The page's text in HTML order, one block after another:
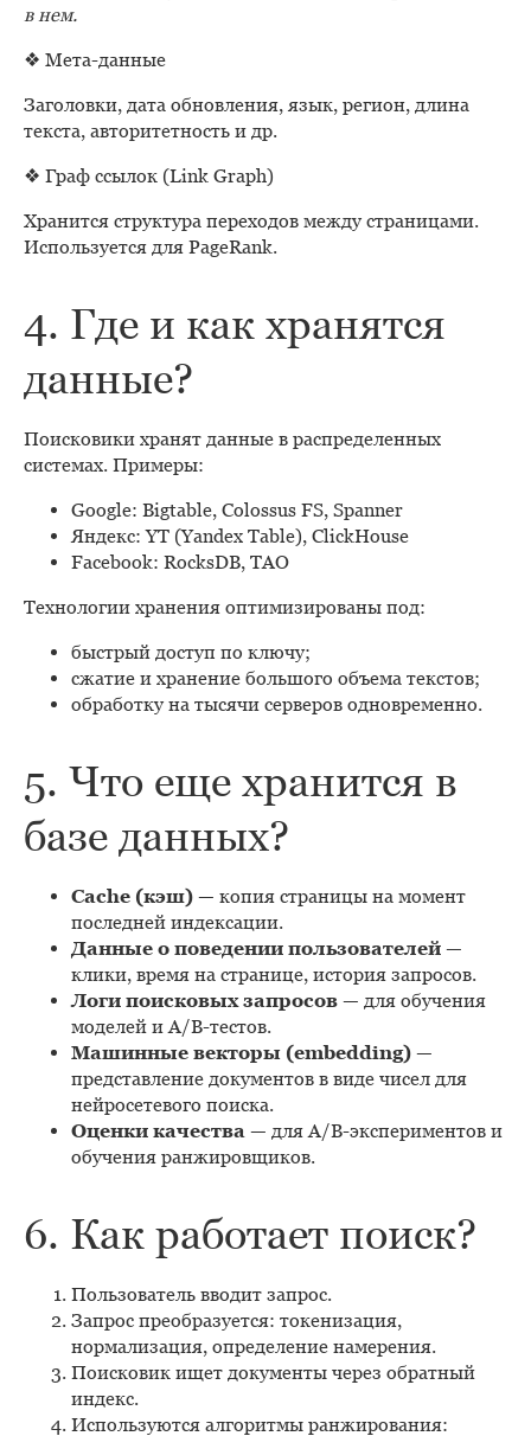
в нем.
❖ Мета-данные
Заголовки, дата обновления, язык, регион, длина
текста, авторитетность и др.
❖ Граф ссылок (Link Graph)
Хранится структура переходов между страницами.
Используется для PageRank.
4. Где и как хранятся
данные?
Поисковики хранят данные в распределенных
системах. Примеры:
Google: Bigtable, Colossus FS, Spanner
Яндекс: YT (Yandex Table), ClickHouse
Facebook: RocksDB, TAO
Технологии хранения оптимизированы под:
быстрый доступ по ключу;
сжатие и хранение большого объема текстов;
обработку на тысячи серверов одновременно.
5. Что еще хранится в
базе данных?
Cache (кэш) — копия страницы на момент
последней индексации.
Данные о поведении пользователей —
клики, время на странице, история запросов.
Логи поисковых запросов — для обучения
моделей и A/B-тестов.
Машинные векторы (embedding) —
представление документов в виде чисел для
нейросетевого поиска.
Оценки качества — для A/B-экспериментов и
обучения ранжировщиков.
6. Как работает поиск?
Пользователь вводит запрос.
Запрос преобразуется: токенизация,
нормализация, определение намерения.
Поисковик ищет документы через обратный
индекс.
Используются алгоритмы ранжирования: